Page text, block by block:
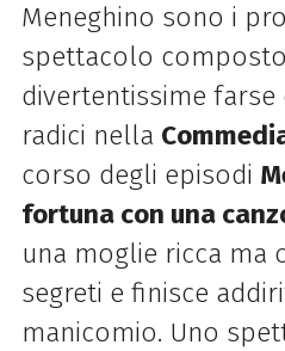
Meneghino sono i
spettacolo
divertentissime
radici nella
corso degli episodi
fortuna con una
una moglie ricca ma
segreti e finisce
manicomio. Uno